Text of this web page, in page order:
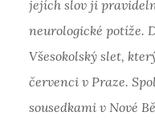
jejích slov ji
neurologické potíže.
Všesokolský slet,
červenci v Praze.
sousedkami v Nové